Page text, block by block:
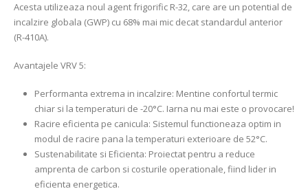
Acesta utilizeaza noul agent frigorific R-32, care are un potential de
incalzire globala (GWP) cu 68% mai mic decat standardul anterior
(R-410A).
Avantajele VRV 5:
Performanta extrema in incalzire: Mentine confortul termic
chiar si la temperaturi de -20°C. Iarna nu mai este o provocare!
Racire eficienta pe canicula: Sistemul functioneaza optim in
modul de racire pana la temperaturi exterioare de 52°C.
Sustenabilitate si Eficienta: Proiectat pentru a reduce
amprenta de carbon si costurile operationale, fiind lider in
eficienta energetica.